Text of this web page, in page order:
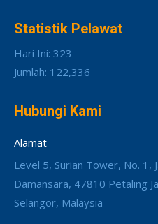
Statistik Pelawat
Hari Ini: 323
Jumlah: 122,336
Hubungi Kami
Alamat
Level 5, Surian Tower, No. 1,
Damansara, 47810 Petaling
Selangor, Malaysia